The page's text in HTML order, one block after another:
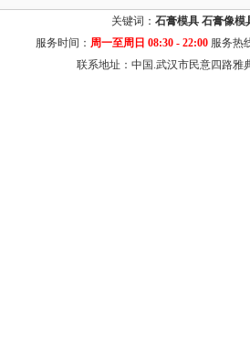
关键词： 石膏模具 石膏像模
服务时间： 周一至周日 08:30 - 22:00服务热
联系地址：中国.武汉市民意四路雅